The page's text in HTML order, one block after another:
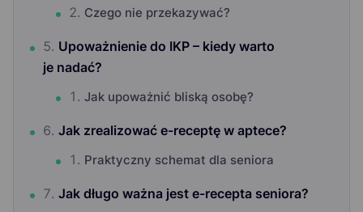
Czego nie przekazywać?
Upoważnienie do IKP – kiedy warto
je nadać?
Jak upoważnić bliską osobę?
Jak zrealizować e-receptę w aptece?
Praktyczny schemat dla seniora
Jak długo ważna jest e-recepta seniora?